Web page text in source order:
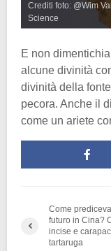
Crediti foto: @Wim
Science
E non
alcune divinità
divinità della fonte
pecora. Anche il
come un ariete
Come
futuro in Cina?
incise e
tartaruga